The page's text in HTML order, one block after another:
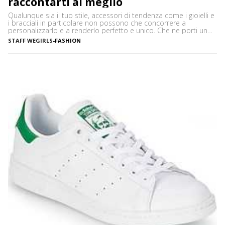
Qualunque sia il tuo stile, accessori di tendenza come i gioielli e
i bracciali in particolare non possono che concorrere a
personalizzarlo e a renderlo perfetto e unico. Che ne porti uno
solo, importante o minimale, o ti piaccia mostrarne una serie,
ciascuno con il proprio significato e valore, i bracciali sono
STAFF WEGIRLS-FASHION